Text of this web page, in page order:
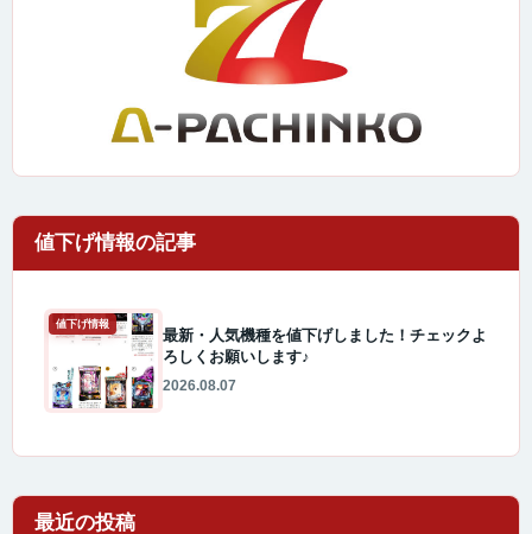
値下げ情報
最新・人気機種を値下げしました！チェックよ
ろしくお願いします♪
2026.08.07
最近の投稿